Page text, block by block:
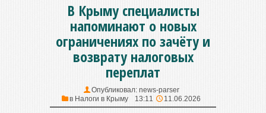
В Крыму специалисты
напоминают о новых
ограничениях по зачёту и
возврату налоговых
переплат
Опубликовал: news-parser
в Налоги в Крыму 13:11 11.06.2026